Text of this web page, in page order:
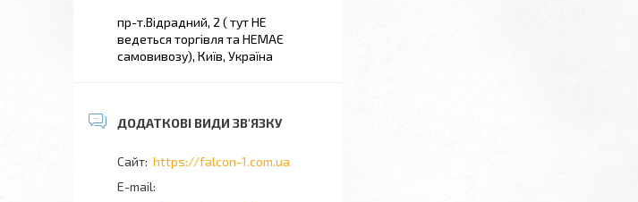
пр-т.Відрадний, 2 ( тут НЕ
ведеться торгівля та НЕМАЄ
самовивозу), Київ, Україна
https://falcon-1.com.ua